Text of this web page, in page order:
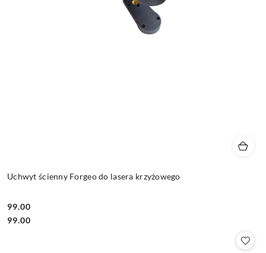
Uchwyt ścienny Forgeo do lasera krzyżowego
Cena:
99.00
Cena:
99.00